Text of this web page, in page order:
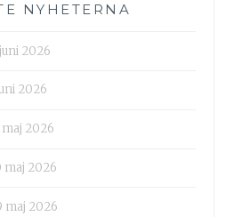
NYHETERNA
2026
2026
maj 2026
maj 2026
maj 2026